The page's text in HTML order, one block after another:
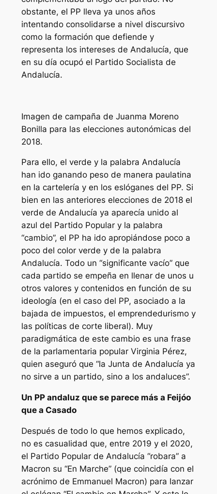
obstante, el PP lleva ya unos años
intentando consolidarse a nivel discursivo
como la formación que defiende y
representa los intereses de Andalucía, que
en su día ocupó el Partido Socialista de
Andalucía.
Imagen de campaña de Juanma Moreno
Bonilla para las elecciones autonómicas del
2018.
Para ello, el verde y la palabra Andalucía
han ido ganando peso de manera paulatina
en la cartelería y en los eslóganes del PP. Si
bien en las anteriores elecciones de 2018 el
verde de Andalucía ya aparecía unido al
azul del Partido Popular y la palabra
“cambio”, el PP ha ido apropiándose poco a
poco del color verde y de la palabra
Andalucía. Todo un “significante vacío” que
cada partido se empeña en llenar de unos u
otros valores y contenidos en función de su
ideología (en el caso del PP, asociado a la
bajada de impuestos, el emprendedurismo y
las políticas de corte liberal). Muy
paradigmática de este cambio es una frase
de la parlamentaria popular Virginia Pérez,
quien aseguró que “la Junta de Andalucía ya
no sirve a un partido, sino a los andaluces”.
Un PP andaluz que se parece más a Feijóo
que a Casado
Después de todo lo que hemos explicado,
no es casualidad que, entre 2019 y el 2020,
el Partido Popular de Andalucía “robara” a
Macron su “En Marche” (que coincidía con el
acrónimo de Emmanuel Macron) para lanzar